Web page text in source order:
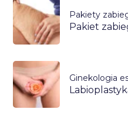
Pakiety
Pakiet
Ginekologia